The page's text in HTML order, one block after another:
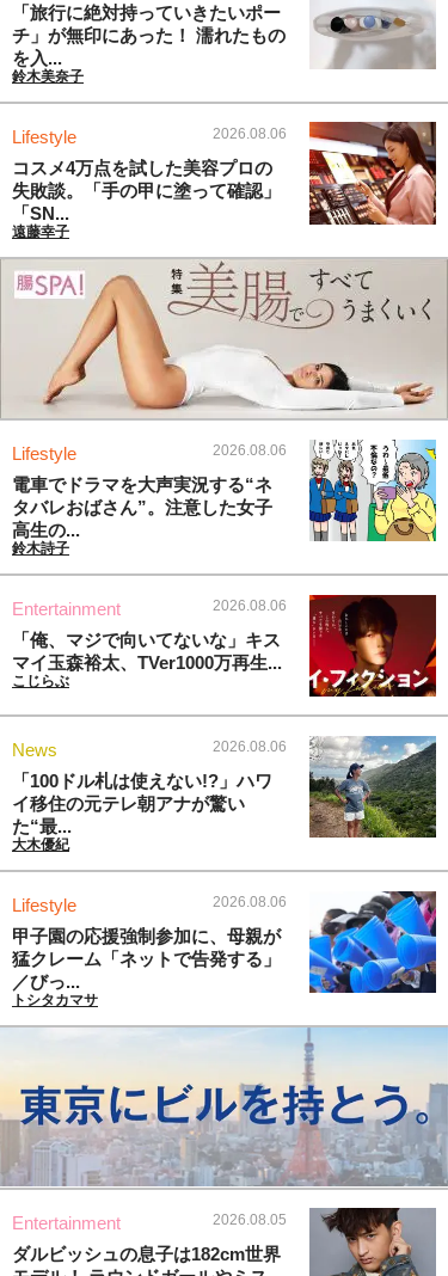
「旅行に絶対持っていきたいポー
チ」が無印にあった！ 濡れたもの
を入...
鈴木美奈子
Lifestyle 2026.08.06
コスメ4万点を試した美容プロの
失敗談。「手の甲に塗って確認」
「SN...
遠藤幸子
Lifestyle 2026.08.06
電車でドラマを大声実況する“ネ
タバレおばさん”。注意した女子
高生の...
鈴木詩子
Entertainment 2026.08.06
「俺、マジで向いてないな」キス
マイ玉森裕太、TVer1000万再生...
こじらぶ
News 2026.08.06
「100ドル札は使えない!?」ハワ
イ移住の元テレ朝アナが驚い
た“最...
大木優紀
Lifestyle 2026.08.06
甲子園の応援強制参加に、母親が
猛クレーム「ネットで告発する」
／びっ...
トシタカマサ
Entertainment 2026.08.05
ダルビッシュの息子は182cm世界